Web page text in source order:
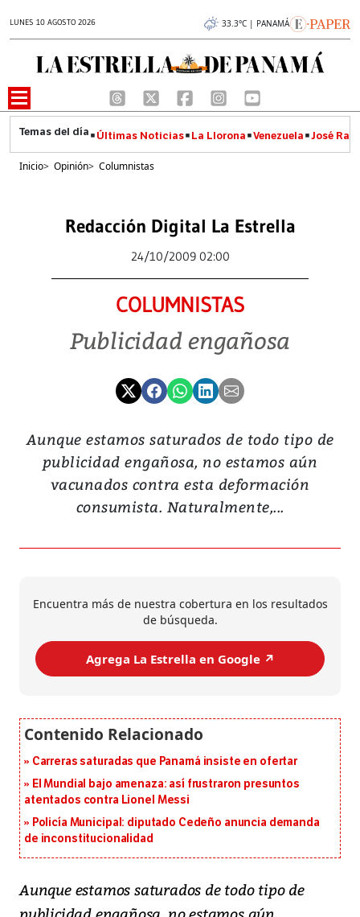
LUNES 10 AGOSTO 2026 33.3°C | PANAMÁ
Últimas Noticias La Llorona Venezuela José
Inicio> Opinión> Columnistas
Redacción Digital La Estrella
24/10/2009 02:00
COLUMNISTAS
Publicidad engañosa
Aunque estamos saturados de todo tipo de
publicidad engañosa, no estamos aún
vacunados contra esta deformación
consumista. Naturalmente,...
Encuentra más de nuestra cobertura en los resultados
de búsqueda.
Agrega La Estrella en Google ↗️
Carreras saturadas que Panamá insiste en ofertar
El Mundial bajo amenaza: así frustraron presuntos
atentados contra Lionel Messi
Policía Municipal: diputado Cedeño anuncia demanda
de inconstitucionalidad
Aunque estamos saturados de todo tipo de